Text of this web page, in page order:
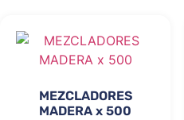
MEZCLADORES
MADERA x 500